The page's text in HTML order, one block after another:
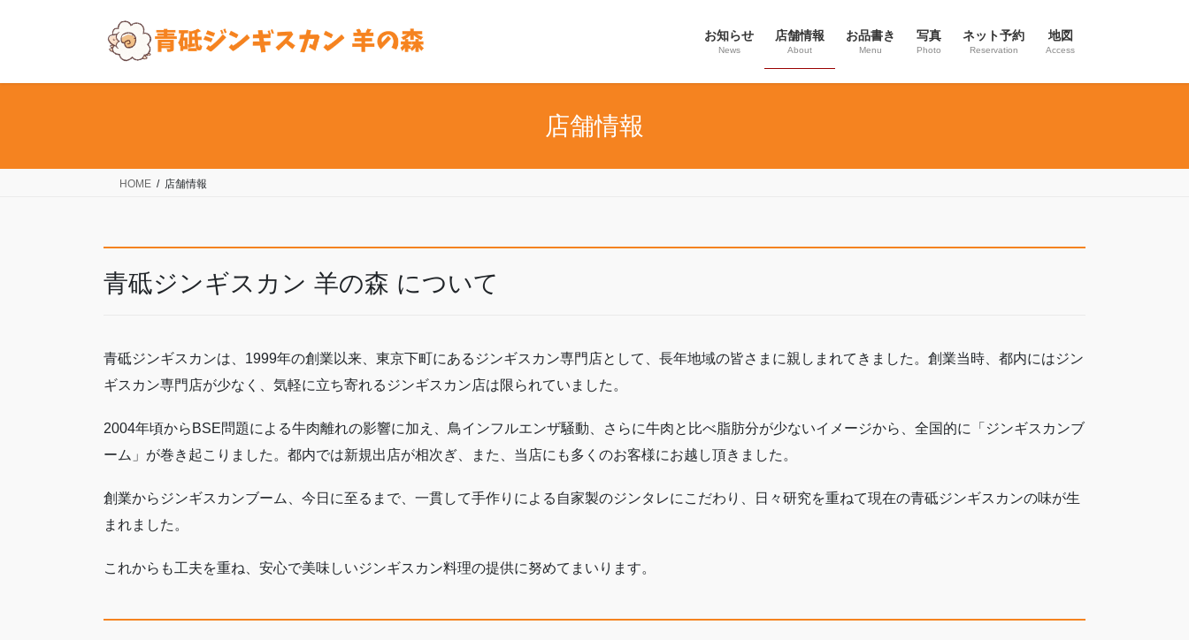
お知らせ
News
店舗情報
About
お品書き
Menu
写真
Photo
ネット予約
Reservation
地図
Access
店舗情報
HOME 店舗情報
青砥ジンギスカン 羊の森 について
青砥ジンギスカンは、1999年の創業以来、東京下町にあるジンギスカン専門店として、長年地域の皆さまに親しまれてきました。創業当時、都内にはジン
ギスカン専門店が少なく、気軽に立ち寄れるジンギスカン店は限られていました。
2004年頃からBSE問題による牛肉離れの影響に加え、鳥インフルエンザ騒動、さらに牛肉と比べ脂肪分が少ないイメージから、全国的に「ジンギスカンブ
ーム」が巻き起こりました。都内では新規出店が相次ぎ、また、当店にも多くのお客様にお越し頂きました。
創業からジンギスカンブーム、今日に至るまで、一貫して手作りによる自家製のジンタレにこだわり、日々研究を重ねて現在の青砥ジンギスカンの味が生
まれました。
これからも工夫を重ね、安心で美味しいジンギスカン料理の提供に努めてまいります。